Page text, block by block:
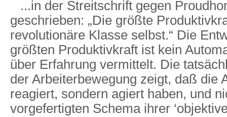
...in der Streitschrift gegen
geschrieben: „Die größte
revolutionäre Klasse selbst.“ Die
größten Produktivkraft ist kein
über Erfahrung vermittelt. Die
der Arbeiterbewegung zeigt, daß die
reagiert, sondern agiert haben, und
vorgefertigten Schema ihrer